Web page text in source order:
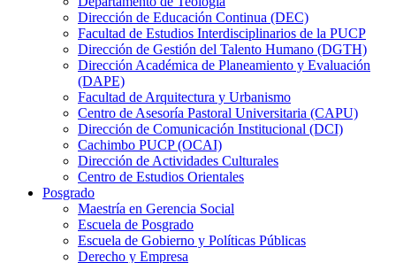
Dirección de Educación Continua (DEC)
Facultad de Estudios Interdisciplinarios de la PUCP
Dirección de Gestión del Talento Humano (DGTH)
Dirección Académica de Planeamiento y Evaluación
(DAPE)
Facultad de Arquitectura y Urbanismo
Centro de Asesoría Pastoral Universitaria (CAPU)
Dirección de Comunicación Institucional (DCI)
Cachimbo PUCP (OCAI)
Dirección de Actividades Culturales
Centro de Estudios Orientales
Posgrado
Maestría en Gerencia Social
Escuela de Posgrado
Escuela de Gobierno y Políticas Públicas
Derecho y Empresa